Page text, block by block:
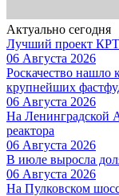
Актуально сегодня
Лучший проект КРТ
06 Августа 2026
Роскачество нашло
крупнейших
06 Августа 2026
На Ленинградской
реактора
06 Августа 2026
В июле выросла
06 Августа 2026
На Пулковском